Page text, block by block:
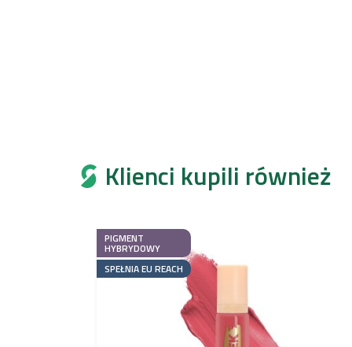
Klienci kupili również
PIGMENT
HYBRYDOWY
SPEŁNIA EU REACH